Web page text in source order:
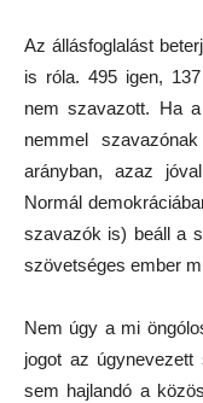
Az állásfoglalást
is róla. 495 igen,
nem szavazott. Ha
nemmel
arányban, azaz
Normál
szavazók is) beáll a
szövetséges ember
Nem úgy a mi
jogot az
sem hajlandó a